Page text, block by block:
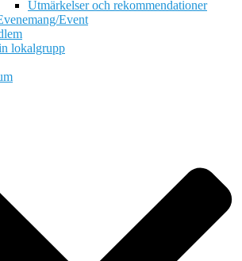
Utmärkelser och rekommendationer
Event
lokalgrupp